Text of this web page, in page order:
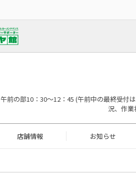
午前の部10：30～12：45 (午前中の最終受
況、作業
店舗情報 お知らせ